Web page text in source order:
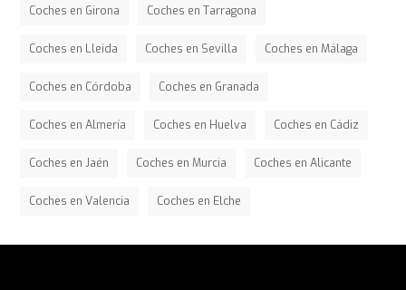
Coches en Girona Coches en Tarragona
Coches en Lleida Coches en Sevilla Coches en Málaga
Coches en Córdoba Coches en Granada
Coches en Almería Coches en Huelva Coches en Cádiz
Coches en Jaén Coches en Murcia Coches en Alicante
Coches en Valencia Coches en Elche